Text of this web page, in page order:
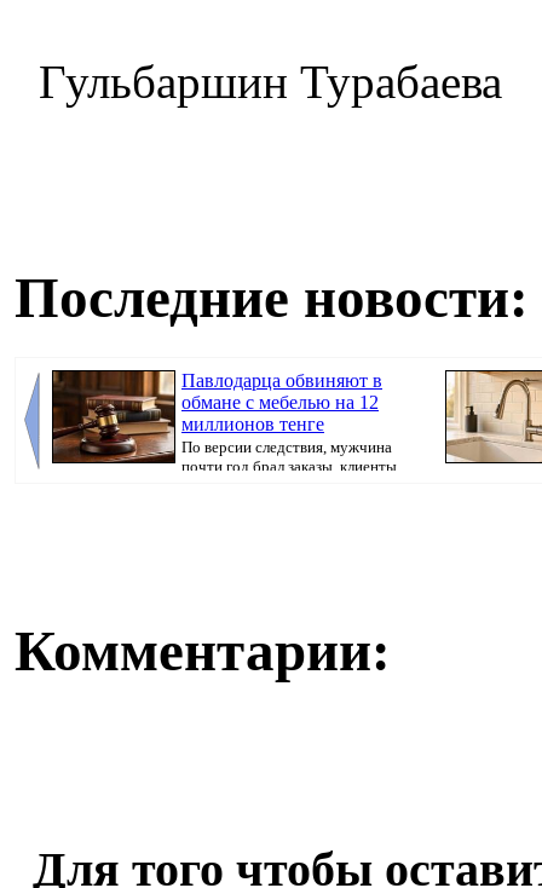
Гульбаршин Турабаева
Последние новости:
Павлодарца обвиняют в
обмане с мебелью на 12
миллионов тенге
По версии следствия, мужчина
почти год брал заказы, клиенты
Комментарии:
Для того чтобы